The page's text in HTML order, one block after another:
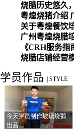
粤煌烧猪介绍
关于粤煌餐饮
《CRH服务
烧腊店铺经营
学员作品 STYLE
今天学员制作玻璃烧鹅
出品